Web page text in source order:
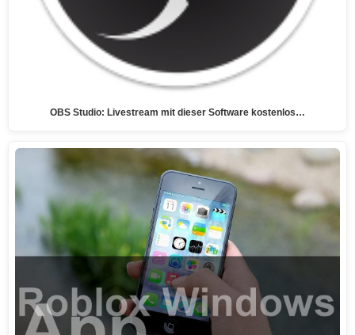
OBS Studio: Livestream mit dieser Software kostenlos…